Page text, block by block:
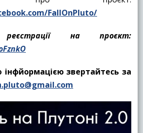
FallOnPluto/
на проєкт:
звертайтесь за